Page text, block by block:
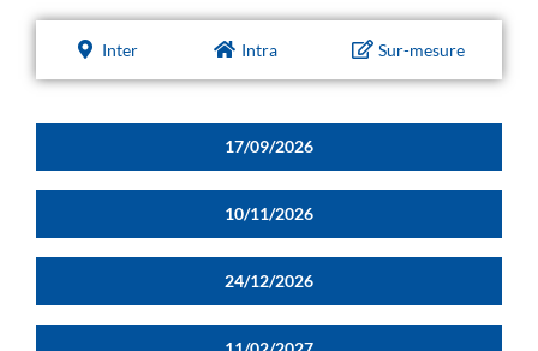
Inter Intra Sur-mesure
17/09/2026
10/11/2026
24/12/2026